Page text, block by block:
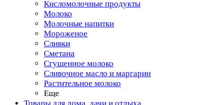
Кисломолочные продукты
Молоко
Молочные напитки
Мороженое
Сливки
Сметана
Сгущенное молоко
Сливочное масло и маргарин
Растительное молоко
Еще